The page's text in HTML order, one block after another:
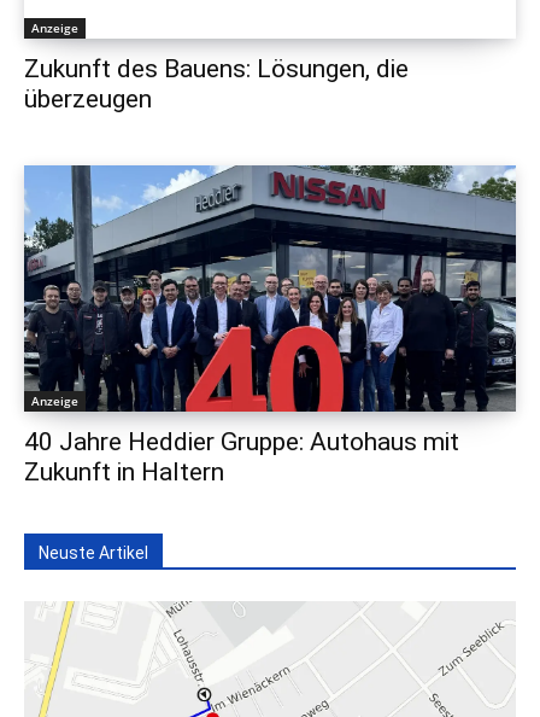
Anzeige
Zukunft des Bauens: Lösungen, die
überzeugen
Anzeige
40 Jahre Heddier Gruppe: Autohaus mit
Zukunft in Haltern
Neuste Artikel